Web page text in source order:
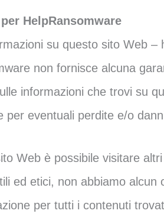
HelpRansomware
su questo sito Web
non fornisce alcuna
informazioni che trovi su
per eventuali perdite e/o
Web è possibile visitare
ed etici, non abbiamo
per tutti i contenuti